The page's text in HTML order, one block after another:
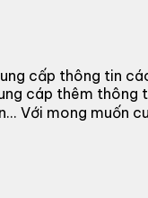
cấp thông tin
cáp thêm
Với mong muốn